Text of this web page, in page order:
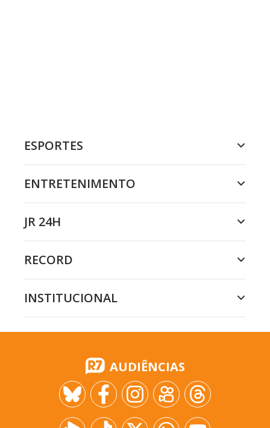
ESPORTES
ENTRETENIMENTO
JR 24H
RECORD
INSTITUCIONAL
AUDIÊNCIAS